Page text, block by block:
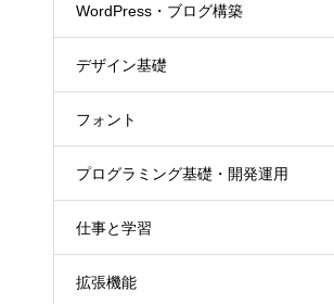
WordPress・ブログ構築
デザイン基礎
フォント
プログラミング基礎・開発運用
仕事と学習
拡張機能